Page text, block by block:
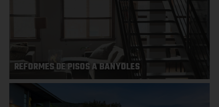
REFORMES DE PISOS A BANYOLES